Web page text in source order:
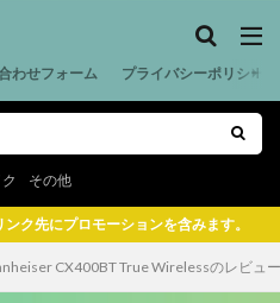
わせフォーム プライバシーポリシー
その他
ク先にプロモーションを含みます。
CX400BT True Wirelessのレビ